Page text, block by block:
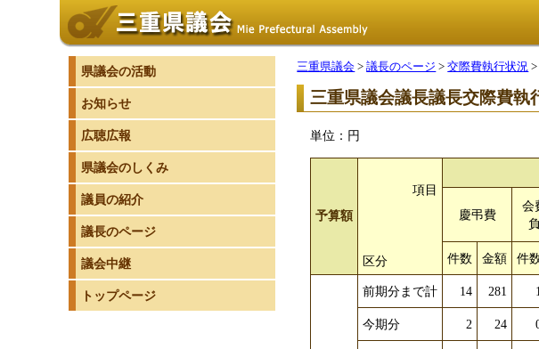
三重県議会 >議長のページ >交際費執行状況
三重県議会議長議長交際費執
単位：円
予算額
項目
区分
慶弔費
会
件数 金額 件
前期分まで計 14 281
今期分 2 24
県議会の活動
お知らせ
広聴広報
県議会のしくみ
議員の紹介
議長のページ
議会中継
トップページ